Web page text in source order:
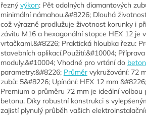
řezný výkon: Pět odolných diamantových
minimální námahou.&#8226; Dlouhá
což výrazně prodlužuje životnost korunky i
závitu M16 a hexagonální stopce HEX 12 je
vrtačkami.&#8226; Praktická hloubka řezu:
stavebních aplikací.Použití:&#10004;
moduly.&#10004; Vhodné pro vrtání do
parametry:&#8226; Průměrvykružování: 72
zubů: 5&#8226; Upínání: HEX 12 mm
Premium o průměru 72 mm je ideální
betonu. Díky robustní konstrukci s
zajistí plynulý průběh vašich